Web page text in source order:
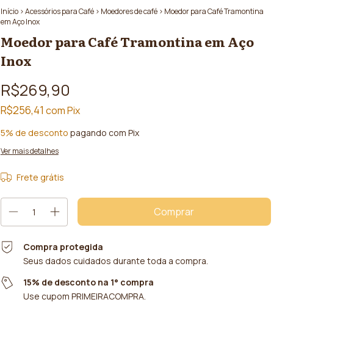
Início >Acessórios para Café > Moedores de café > Moedor para Café Tramontina
em Aço Inox
Moedor para Café Tramontina em Aço
Inox
R$269,90
R$256,41 comPix
5% de desconto pagando com Pix
Ver mais detalhes
Frete grátis
Compra protegida
Seus dados cuidados durante toda a compra.
15% de desconto na 1° compra
Use cupom PRIMEIRACOMPRA.